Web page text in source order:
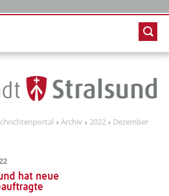
Archiv 2022 Dezember
hat neue